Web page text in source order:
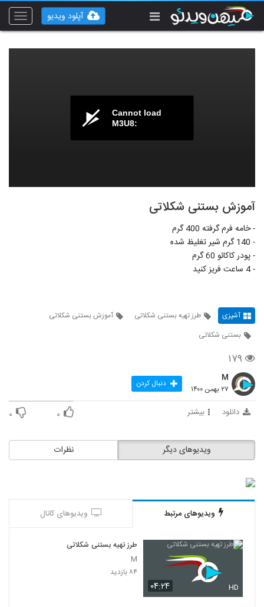
Toggle
آپلود ویدیو
Cannot load
M3U8:
آموزش بستنی شکلاتی
- خامه فرم گرفته 400 گرم
- 140 گرم شیر تغلیظ شده
- پودر کاکائو 60 گرم
- 4 ساعت فریز کنید
آشپزی طرز تهیه بستنی شکلاتی
آموزش بستنی شکلاتی
بستنی شکلاتی
۱۷۹
M
۲۷ بهمن ۱۴۰۰ دنبال کردن
دانلود بیشتر ۰ ۰
نظرات ویدیوهای دیگر
ویدیوهای مرتبط ویدیوهای کانال
۰۴:۲۴ HD
طرز تهیه بستنی شکلاتی
M
۸۴ بازدید